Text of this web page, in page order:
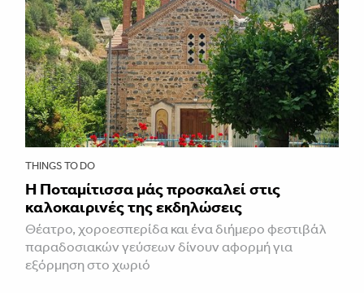
THINGS TO DO
Η Ποταμίτισσα μάς προσκαλεί στις
καλοκαιρινές της εκδηλώσεις
Θέατρο, χοροεσπερίδα και ένα διήμερο φεστιβάλ
παραδοσιακών γεύσεων δίνουν αφορμή για
εξόρμηση στο χωριό